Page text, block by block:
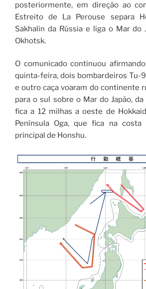
posteriormente, em direção ao
Estreito de La Perouse separa
Sakhalin da Rússia e liga o Mar do
Okhotsk.
O comunicado continuou
quinta-feira, dois bombardeiros Tu-
e outro caça voaram do continente
para o sul sobre o Mar do Japão,
fica a 12 milhas a oeste de
Península Oga, que fica na
principal de Honshu.